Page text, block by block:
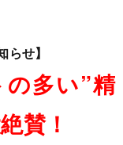
らせ】
多い”精
賛！